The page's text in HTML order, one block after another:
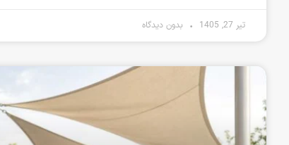
تیر 27, 1405 بدون دیدگاه